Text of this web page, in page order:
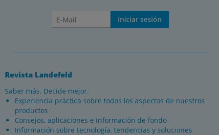
Iniciar sesión
Revista Landefeld
Saber más. Decide mejor.
Experiencia práctica sobre todos los aspectos de nuestros
productos
Consejos, aplicaciones e información de fondo
Información sobre tecnología, tendencias y soluciones